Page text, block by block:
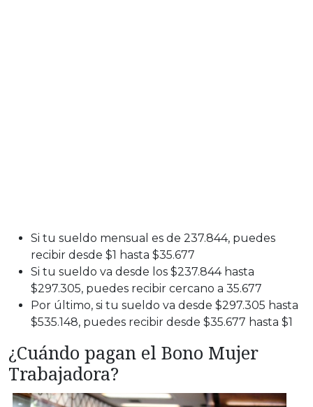
Si tu sueldo mensual es de 237.844, puedes
recibir desde $1 hasta $35.677
Si tu sueldo va desde los $237.844 hasta
$297.305, puedes recibir cercano a 35.677
Por último, si tu sueldo va desde $297.305 hasta
$535.148, puedes recibir desde $35.677 hasta $1
¿Cuándo pagan el Bono Mujer
Trabajadora?